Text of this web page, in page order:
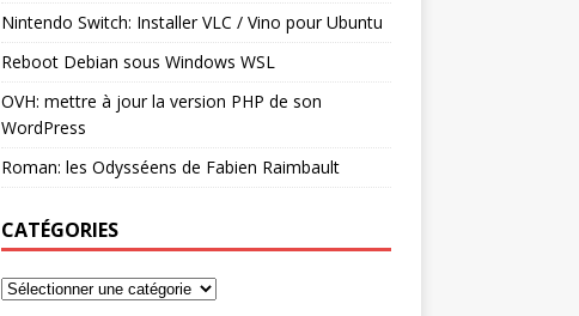
Nintendo Switch: Installer VLC / Vino pour Ubuntu
Reboot Debian sous Windows WSL
OVH: mettre à jour la version PHP de son
WordPress
Roman: les Odysséens de Fabien Raimbault
CATÉGORIES